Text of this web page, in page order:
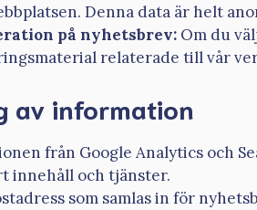
Denna data är helt
på nyhetsbrev: Om du
relaterade till vår
av information
från Google Analytics och
innehåll och tjänster.
som samlas in för